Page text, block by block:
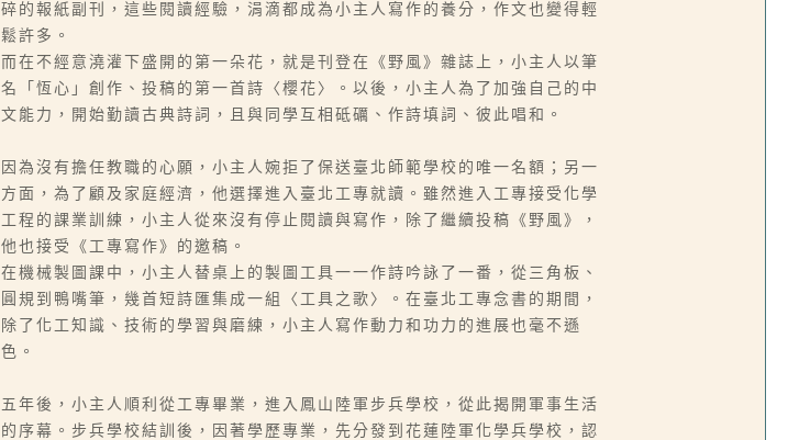
碎的報紙副刊，這些閱讀經驗，涓滴都成為小主人寫作的養分，作文也變得輕
鬆許多。
而在不經意澆灌下盛開的第一朵花，就是刊登在《野風》雜誌上，小主人以筆
名「恆心」創作、投稿的第一首詩〈櫻花〉。以後，小主人為了加強自己的中
文能力，開始勤讀古典詩詞，且與同學互相砥礪、作詩填詞、彼此唱和。
因為沒有擔任教職的心願，小主人婉拒了保送臺北師範學校的唯一名額；另一
方面，為了顧及家庭經濟，他選擇進入臺北工專就讀。雖然進入工專接受化學
工程的課業訓練，小主人從來沒有停止閱讀與寫作，除了繼續投稿《野風》，
他也接受《工專寫作》的邀稿。
在機械製圖課中，小主人替桌上的製圖工具一一作詩吟詠了一番，從三角板、
圓規到鴨嘴筆，幾首短詩匯集成一組〈工具之歌〉。在臺北工專念書的期間，
除了化工知識、技術的學習與磨練，小主人寫作動力和功力的進展也毫不遜
色。
五年後，小主人順利從工專畢業，進入鳳山陸軍步兵學校，從此揭開軍事生活
的序幕。步兵學校結訓後，因著學歷專業，先分發到花蓮陸軍化學兵學校，認